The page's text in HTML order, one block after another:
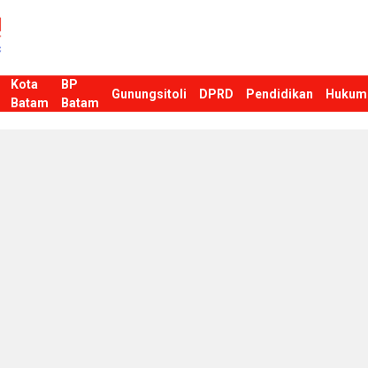
Kota
Batam
BP
Batam
Gunungsitoli DPRD Pendidikan Hukum